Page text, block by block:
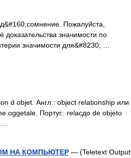
Пожалуйста,
доказательства значимости по
значимости для&#8230; …
d objet. Англ.: object relationship или
oggetale. Португ.: relacдo de objeto
НА КОМПЬЮТЕР — (Teletext Output